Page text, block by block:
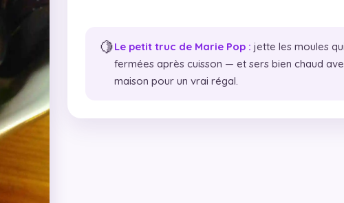
🍋Le petit truc de Marie Pop : jette les moules
fermées après cuisson — et sers bien chaud
maison pour un vrai régal.